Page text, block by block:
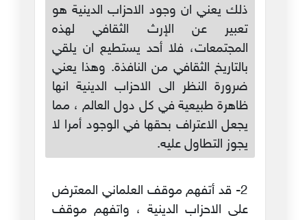
ذلك يعني ان وجود الاحزاب الدينية هو
تعبير عن الإرث الثقافي لهذه
المجتمعات، فلا أحد يستطيع ان يلقي
بالتاريخ الثقافي من النافذة. وهذا يعني
ضرورة النظر الى الاحزاب الدينية انها
ظاهرة طبيعية في كل دول العالم ، مما
يجعل الاعتراف بحقها في الوجود أمرا لا
يجوز التطاول عليه.
2- قد أتفهم موقف العلماني المعترض
على الاحزاب الدينية ، واتفهم موقف